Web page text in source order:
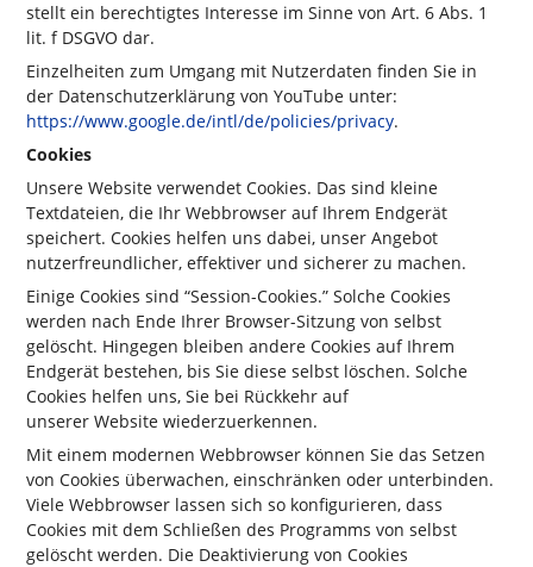
stellt ein berechtigtes Interesse im Sinne von Art. 6 Abs. 1
lit. f DSGVO dar.
Einzelheiten zum Umgang mit Nutzerdaten finden Sie in
der Datenschutzerklärung von YouTube unter:
https://www.google.de/intl/de/policies/privacy.
Cookies
Unsere Website verwendet Cookies. Das sind kleine
Textdateien, die Ihr Webbrowser auf Ihrem Endgerät
speichert. Cookies helfen uns dabei, unser Angebot
nutzerfreundlicher, effektiver und sicherer zu machen.
Einige Cookies sind “Session-Cookies.” Solche Cookies
werden nach Ende Ihrer Browser-Sitzung von selbst
gelöscht. Hingegen bleiben andere Cookies auf Ihrem
Endgerät bestehen, bis Sie diese selbst löschen. Solche
Cookies helfen uns, Sie bei Rückkehr auf
unserer Website wiederzuerkennen.
Mit einem modernen Webbrowser können Sie das Setzen
von Cookies überwachen, einschränken oder unterbinden.
Viele Webbrowser lassen sich so konfigurieren, dass
Cookies mit dem Schließen des Programms von selbst
gelöscht werden. Die Deaktivierung von Cookies